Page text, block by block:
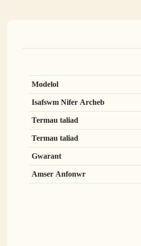
Modelol
Isafswm Nifer Archeb
Termau taliad
Termau taliad
Gwarant
Amser Anfonwr